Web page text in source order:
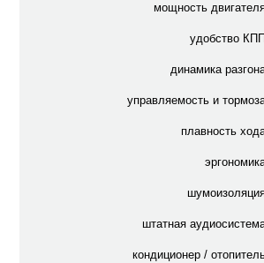
мощность
удобство
динамика
управляемость и
плавность
штатная
кондиционер /